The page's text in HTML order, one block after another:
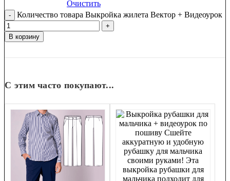
Очистить
Количество товара Выкройка жилета Вектор + Видеоурок
В корзину
С этим часто покупают...